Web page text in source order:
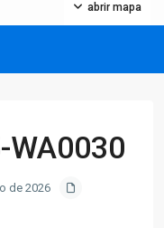
abrir mapa
WA0030
de 2026